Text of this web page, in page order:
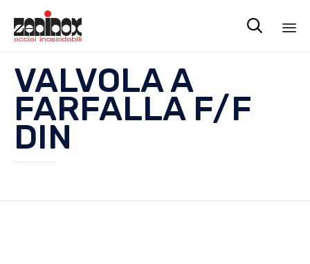

VALVOLA A
FARFALLA F/F
DIN